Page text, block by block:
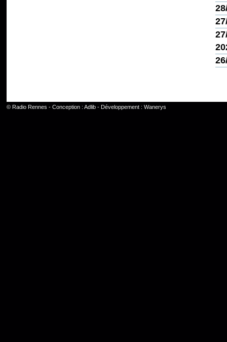
© Radio Rennes - Conception : Adlib- Développement : Wanerys